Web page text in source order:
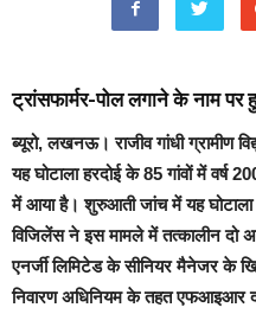
ट्रांसफार्मर-पोल लगाने के नाम पर
ब्यूरो, लखनऊ।राजीव गांधी ग्रामीण
यह घोटाला हरदोई के 85 गांवों में वर्ष
में आया है। शुरुआती जांच में यह
विजिलेंस ने इस मामले में तत्कालीन दो
एनर्जी लिमिटेड के सीनियर मैनेजर के
निवारण अधिनियम के तहत एफआइआर